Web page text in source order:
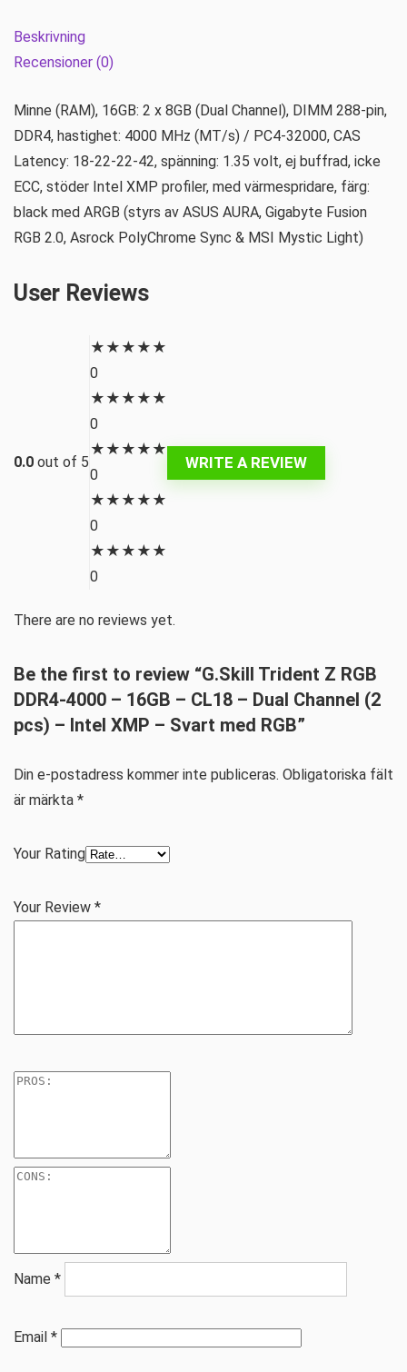
Beskrivning
Recensioner (0)
Minne (RAM), 16GB: 2 x 8GB (Dual Channel), DIMM 288-pin,
DDR4, hastighet: 4000 MHz (MT/s) / PC4-32000, CAS
Latency: 18-22-22-42, spänning: 1.35 volt, ej buffrad, icke
ECC, stöder Intel XMP profiler, med värmespridare, färg:
black med ARGB (styrs av ASUS AURA, Gigabyte Fusion
RGB 2.0, Asrock PolyChrome Sync & MSI Mystic Light)
User Reviews
0.0 out of 5
★ ★ ★ ★ ★
0
★ ★ ★ ★ ★
0
★ ★ ★ ★ ★
0
★ ★ ★ ★ ★
0
★ ★ ★ ★ ★
0
WRITE A REVIEW
There are no reviews yet.
Be the first to review “G.Skill Trident Z RGB
DDR4-4000 – 16GB – CL18 – Dual Channel (2
pcs) – Intel XMP – Svart med RGB”
Din e-postadress kommer inte publiceras. Obligatoriska fält
är märkta *
Your Rating
Your Review *
Name *
Email *